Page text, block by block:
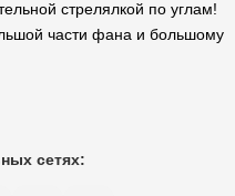
стрелялкой по углам!
части фана и большому
сетях: